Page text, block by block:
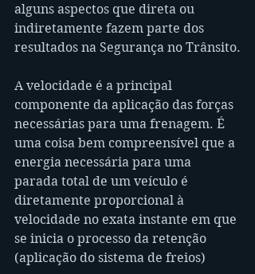
alguns aspectos que direta ou
indiretamente fazem parte dos
resultados na Segurança no Trânsito.
A velocidade é a principal
componente da aplicação das forças
necessárias para uma frenagem. É
uma coisa bem compreensível que a
energia necessária para uma
parada total de um veículo é
diretamente proporcional à
velocidade no exata instante em que
se inicia o processo da retenção
(aplicação do sistema de freios)